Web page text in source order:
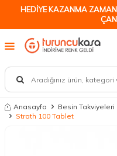
HEDİYE KAZANMA
Anasayfa Besin Takviyeleri
Strath 100 Tablet